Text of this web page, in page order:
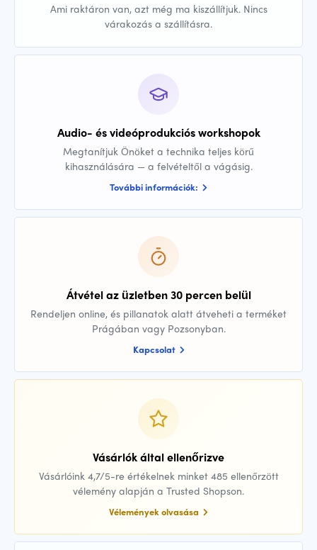
Ami raktáron van, azt még ma kiszállítjuk. Nincs
várakozás a szállításra.
Audio- és videóprodukciós workshopok
Megtanítjuk Önöket a technika teljes körű
kihasználására — a felvételtől a vágásig.
További információk:
Átvétel az üzletben 30 percen belül
Rendeljen online, és pillanatok alatt átveheti a terméket
Prágában vagy Pozsonyban.
Kapcsolat
Vásárlók által ellenőrizve
Vásárlóink 4,7/5-re értékelnek minket 485 ellenőrzött
vélemény alapján a Trusted Shopson.
Vélemények olvasása